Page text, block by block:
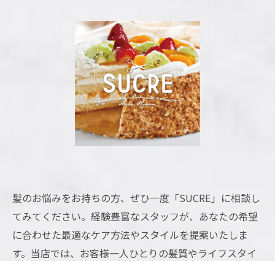
髪のお悩みをお持ちの方、ぜひ一度「SUCRE」に相談し
てみてください。経験豊富なスタッフが、あなたの希望
に合わせた最適なケア方法やスタイルを提案いたしま
す。当店では、お客様一人ひとりの髪質やライフスタイ